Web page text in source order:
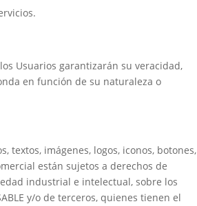
Usuarios garantizarán su veracidad,
en función de su naturaleza o
textos, imágenes, logos, iconos, botones,
están sujetos a derechos de
industrial e intelectual, sobre los
y/o de terceros, quienes tienen el